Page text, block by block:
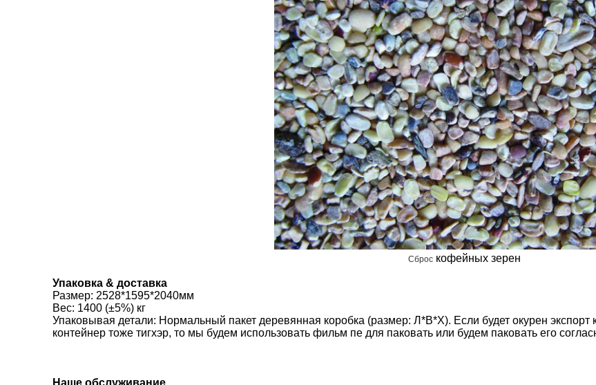
Сброскофейных зерен
Упаковка & доставка
Размер: 2528*1595*2040мм
Вес: 1400 (±5%) кг
Упаковывая детали: Нормальный пакет деревянная коробка (размер: Л*В*Х). Если будет окурен
контейнер тоже тигхэр, то мы будем использовать фильм пе для паковать или будем паковать его
Наше обслуживание